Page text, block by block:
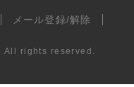
メール登録/解除
All rights reserved.